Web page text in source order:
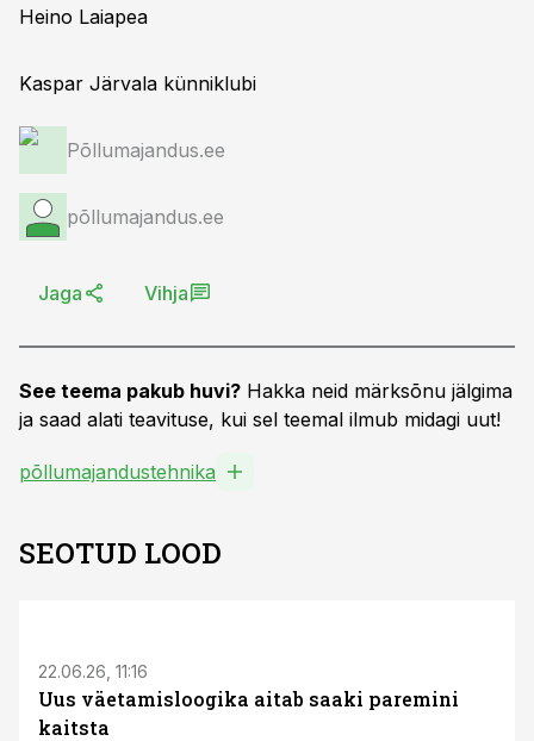
Heino Laiapea
Kaspar Järvala künniklubi
Põllumajandus.ee
põllumajandus.ee
Jaga Vihja
See teema pakub huvi? Hakka neid märksõnu jälgima
ja saad alati teavituse, kui sel teemal ilmub midagi uut!
põllumajandustehnika
SEOTUD LOOD
22.06.26, 11:16
Uus väetamisloogika aitab saaki paremini
kaitsta